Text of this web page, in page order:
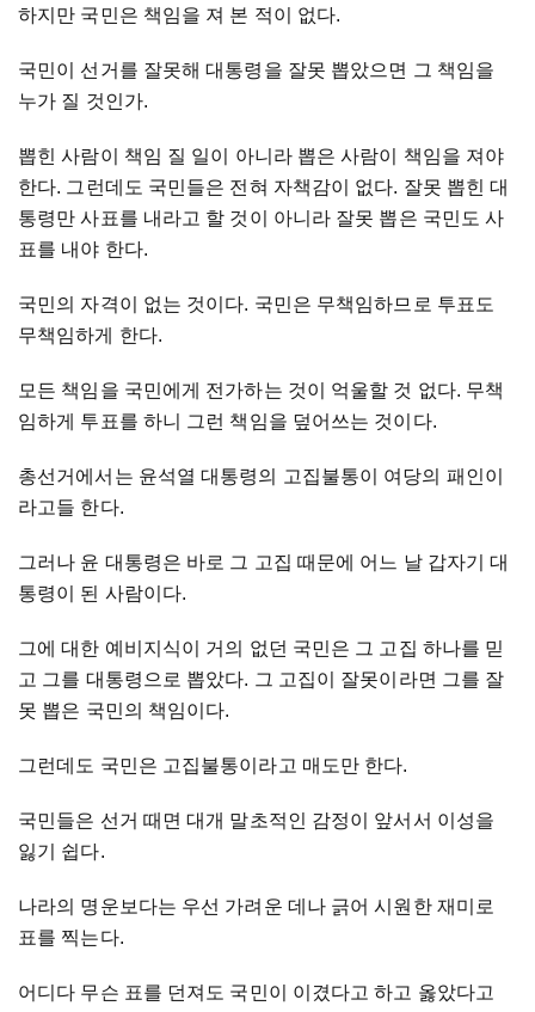
하지만 국민은 책임을 져 본 적이 없다.
국민이 선거를 잘못해 대통령을 잘못 뽑았으면 그 책임을
누가 질 것인가.
뽑힌 사람이 책임 질 일이 아니라 뽑은 사람이 책임을 져야
한다. 그런데도 국민들은 전혀 자책감이 없다. 잘못 뽑힌 대
통령만 사표를 내라고 할 것이 아니라 잘못 뽑은 국민도 사
표를 내야 한다.
국민의 자격이 없는 것이다. 국민은 무책임하므로 투표도
무책임하게 한다.
모든 책임을 국민에게 전가하는 것이 억울할 것 없다. 무책
임하게 투표를 하니 그런 책임을 덮어쓰는 것이다.
총선거에서는 윤석열 대통령의 고집불통이 여당의 패인이
라고들 한다.
그러나 윤 대통령은 바로 그 고집 때문에 어느 날 갑자기 대
통령이 된 사람이다.
그에 대한 예비지식이 거의 없던 국민은 그 고집 하나를 믿
고 그를 대통령으로 뽑았다. 그 고집이 잘못이라면 그를 잘
못 뽑은 국민의 책임이다.
그런데도 국민은 고집불통이라고 매도만 한다.
국민들은 선거 때면 대개 말초적인 감정이 앞서서 이성을
잃기 쉽다.
나라의 명운보다는 우선 가려운 데나 긁어 시원한 재미로
표를 찍는다.
어디다 무슨 표를 던져도 국민이 이겼다고 하고 옳았다고